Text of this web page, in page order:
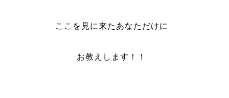
ここを見に来たあなただけに
お教えします！！